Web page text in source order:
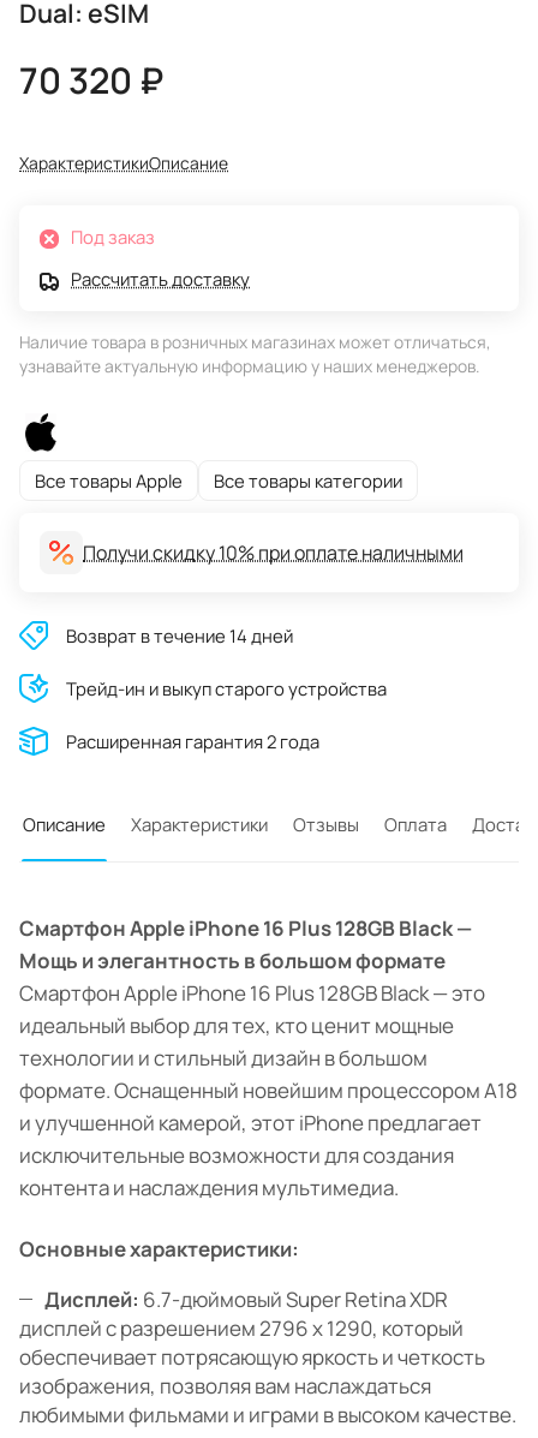
Dual: eSIM
70 320 ₽
ХарактеристикиОписание
Под заказ
Рассчитать доставку
Наличие товара в розничных магазинах может отличаться,
узнавайте актуальную информацию у наших менеджеров.
Все товары Apple Все товары категории
Получи скидку 10% при оплате наличными
Возврат в течение 14 дней
Трейд-ин и выкуп старого устройства
Расширенная гарантия 2 года
Описание Характеристики Отзывы Оплата
Смартфон Apple iPhone 16 Plus 128GB Black —
Мощь и элегантность в большом формате
Смартфон Apple iPhone 16 Plus 128GB Black — это
идеальный выбор для тех, кто ценит мощные
технологии и стильный дизайн в большом
формате. Оснащенный новейшим процессором A18
и улучшенной камерой, этот iPhone предлагает
исключительные возможности для создания
контента и наслаждения мультимедиа.
Основные характеристики:
Дисплей: 6.7-дюймовый Super Retina XDR
дисплей с разрешением 2796 x 1290, который
обеспечивает потрясающую яркость и четкость
изображения, позволяя вам наслаждаться
любимыми фильмами и играми в высоком качестве.